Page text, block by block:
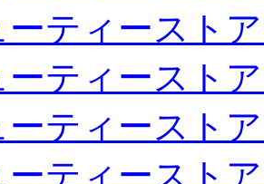
ーティースト
ーティースト
ーティースト
ーティースト